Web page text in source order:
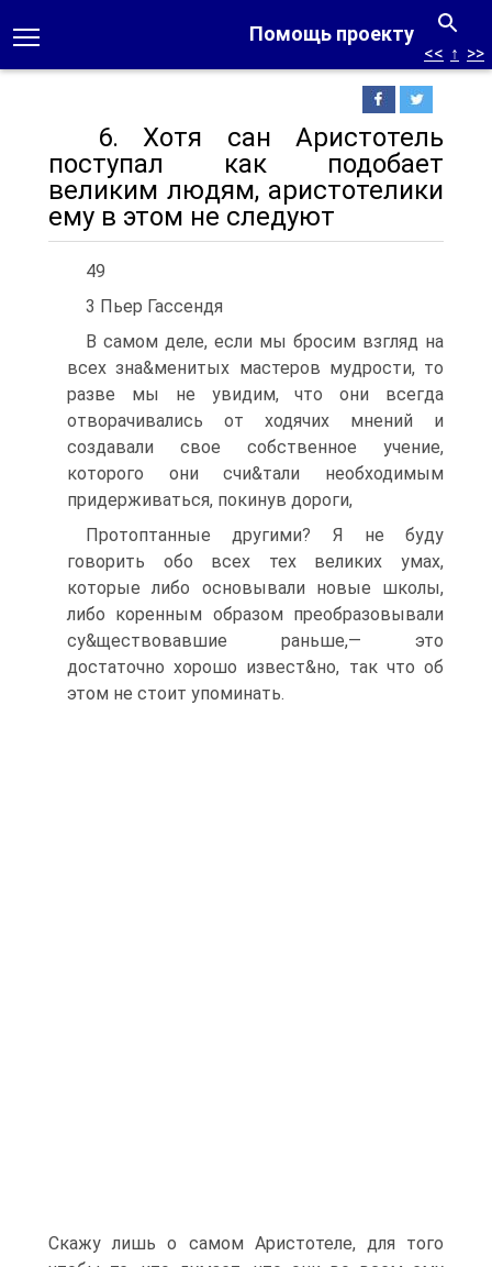
Помощь проекту
<< ↑ >>
6. Хотя сан Аристотель
поступал как подобает
великим людям, аристотелики
ему в этом не следуют
49
3 Пьер Гассендя
В самом деле, если мы бросим взгляд на
всех зна&менитых мастеров мудрости, то
разве мы не увидим, что они всегда
отворачивались от ходячих мнений и
создавали свое собственное учение,
которого они счи&тали необходимым
придерживаться, покинув дороги,
Протоптанные другими? Я не буду
говорить обо всех тех великих умах,
которые либо основывали новые школы,
либо коренным образом преобразовывали
су&ществовавшие раньше,— это
достаточно хорошо извест&но, так что об
этом не стоит упоминать.
Скажу лишь о самом Аристотеле, для того